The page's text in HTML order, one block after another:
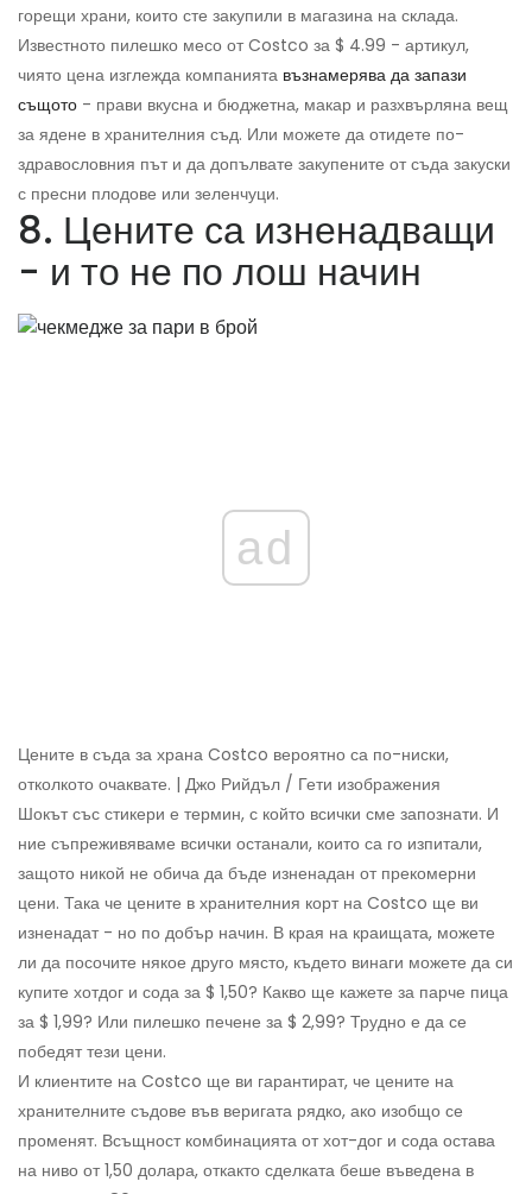
горещи храни, които сте закупили в магазина на склада.
Известното пилешко месо от Costco за $ 4.99 - артикул,
чиято цена изглежда компанията възнамерява да запази
същото - прави вкусна и бюджетна, макар и разхвърляна вещ
за ядене в хранителния съд. Или можете да отидете по-
здравословния път и да допълвате закупените от съда закуски
с пресни плодове или зеленчуци.
8. Цените са изненадващи
- и то не по лош начин
ad
Цените в съда за храна Costco вероятно са по-ниски,
отколкото очаквате. | Джо Рийдъл / Гети изображения
Шокът със стикери е термин, с който всички сме запознати. И
ние съпреживяваме всички останали, които са го изпитали,
защото никой не обича да бъде изненадан от прекомерни
цени. Така че цените в хранителния корт на Costco ще ви
изненадат - но по добър начин. В края на краищата, можете
ли да посочите някое друго място, където винаги можете да си
купите хотдог и сода за $ 1,50? Какво ще кажете за парче пица
за $ 1,99? Или пилешко печене за $ 2,99? Трудно е да се
победят тези цени.
И клиентите на Costco ще ви гарантират, че цените на
хранителните съдове във веригата рядко, ако изобщо се
променят. Всъщност комбинацията от хот-дог и сода остава
на ниво от 1,50 долара, откакто сделката беше въведена в